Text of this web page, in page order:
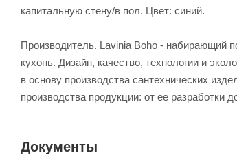
капитальную стену/в пол. Цвет: синий.
Производитель. Lavinia Boho - набирающий
кухонь. Дизайн, качество, технологии и
в основу производства сантехнических
производства продукции: от ее разработки
Документы